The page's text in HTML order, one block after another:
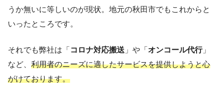
うか無いに等しいのが現状。地元の秋田市でもこれからと
いったところです。
それでも弊社は「 コロナ対応搬送 」や「 オンコール代行」
など、 利用者のニーズに適したサービスを提供しようと心
がけております。